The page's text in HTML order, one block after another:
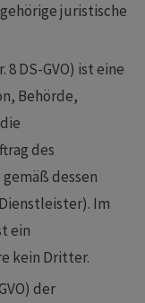
juristische
8 DS-GVO) ist eine
Behörde,
des
dessen
Im
ein
kein Dritter.
der